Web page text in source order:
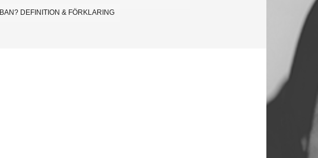
DEFINITION & FÖRKLARING